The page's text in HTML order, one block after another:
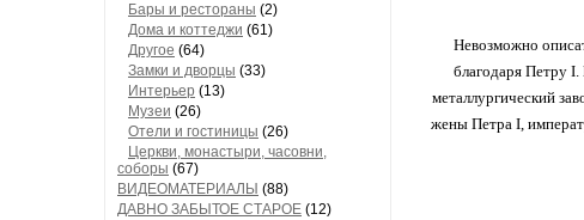
Бары и рестораны (2)
Дома и коттеджи (61)
Другое (64)
Замки и дворцы (33)
Интерьер (13)
Музеи (26)
Отели и гостиницы (26)
Церкви, монастыри, часовни,
соборы (67)
ВИДЕОМАТЕРИАЛЫ (88)
ДАВНО ЗАБЫТОЕ СТАРОЕ (12)
Невозможно
благодаря Петру
металлургический
жены Петра I,